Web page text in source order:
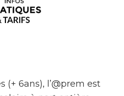
(+ 6ans), l’@prem est